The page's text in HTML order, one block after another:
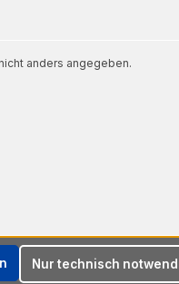
anders angegeben.
Nur technisch